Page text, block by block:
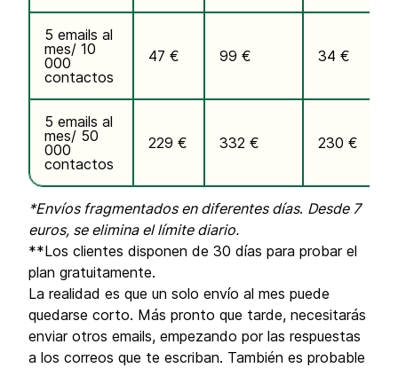
5 emails al
mes/ 10
000
contactos
47 € 99 € 34 €
5 emails al
mes/ 50
000
contactos
229 € 332 € 230 €
*Envíos fragmentados en diferentes días. Desde 7
euros, se elimina el límite diario.
**Los clientes disponen de 30 días para probar el
plan gratuitamente.
La realidad es que un solo envío al mes puede
quedarse corto. Más pronto que tarde, necesitarás
enviar otros emails, empezando por las respuestas
a los correos que te escriban. También es probable